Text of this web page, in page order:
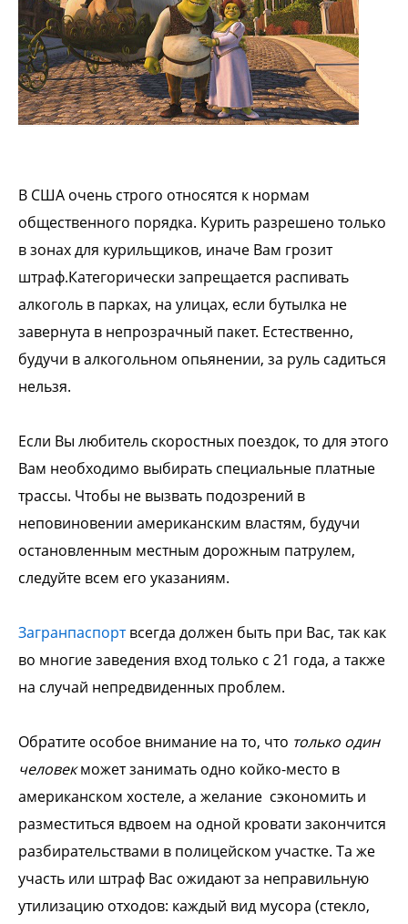
В США очень строго относятся к нормам
общественного порядка. Курить разрешено только
в зонах для курильщиков, иначе Вам грозит
штраф.Категорически запрещается распивать
алкоголь в парках, на улицах, если бутылка не
завернута в непрозрачный пакет. Естественно,
будучи в алкогольном опьянении, за руль садиться
нельзя.
Если Вы любитель скоростных поездок, то для этого
Вам необходимо выбирать специальные платные
трассы. Чтобы не вызвать подозрений в
неповиновении американским властям, будучи
остановленным местным дорожным патрулем,
следуйте всем его указаниям.
Загранпаспортвсегда должен быть при Вас, так как
во многие заведения вход только с 21 года, а также
на случай непредвиденных проблем.
Обратите особое внимание на то, что только один
человекможет занимать одно койко-место в
американском хостеле, а желание сэкономить и
разместиться вдвоем на одной кровати закончится
разбирательствами в полицейском участке. Та же
участь или штраф Вас ожидают за неправильную
утилизацию отходов: каждый вид мусора (стекло,